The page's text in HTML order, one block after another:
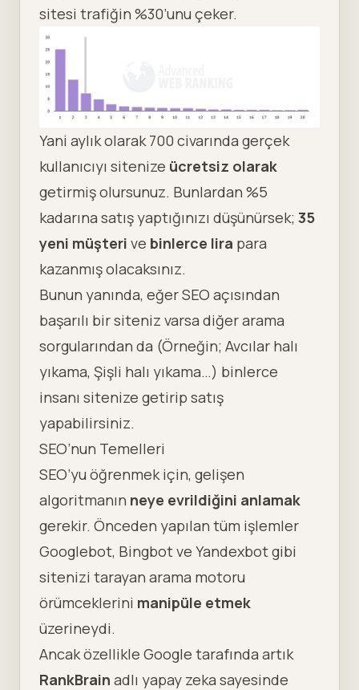
sitesi trafiğin %30’unu çeker.
Yani aylık olarak 700 civarında gerçek
kullanıcıyı sitenize ücretsiz olarak
getirmiş olursunuz. Bunlardan %5
kadarına satış yaptığınızı düşünürsek; 35
yeni müşteri ve binlerce lira para
kazanmış olacaksınız.
Bunun yanında, eğer SEO açısından
başarılı bir siteniz varsa diğer arama
sorgularından da (Örneğin; Avcılar halı
yıkama, Şişli halı yıkama…) binlerce
insanı sitenize getirip satış
yapabilirsiniz.
SEO’nun Temelleri
SEO’yu öğrenmek için, gelişen
algoritmanın neye evrildiğini anlamak
gerekir. Önceden yapılan tüm işlemler
Googlebot, Bingbot ve Yandexbot gibi
sitenizi tarayan arama motoru
örümceklerini manipüle etmek
üzerineydi.
Ancak özellikle Google tarafında artık
RankBrain adlı yapay zeka sayesinde